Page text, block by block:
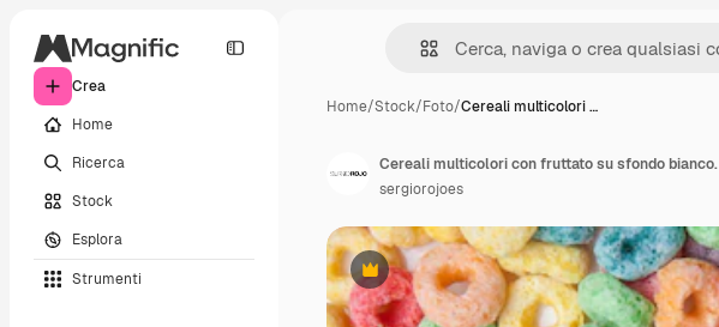
Crea
Home
Ricerca
Stock
Esplora
Strumenti
Home/Stock/Foto/Cereali multicolori …
Premium
Cereali multicolori con fruttato su sfondo bianco.
sergiorojoes